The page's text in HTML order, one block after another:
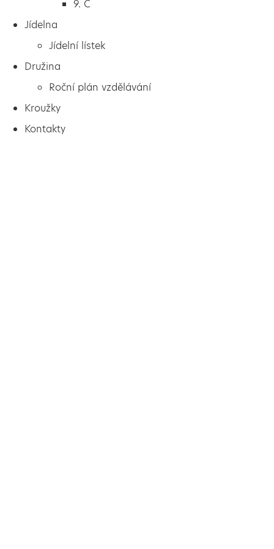
9. C
Jídelna
Jídelní lístek
Družina
Roční plán vzdělávání
Kroužky
Kontakty